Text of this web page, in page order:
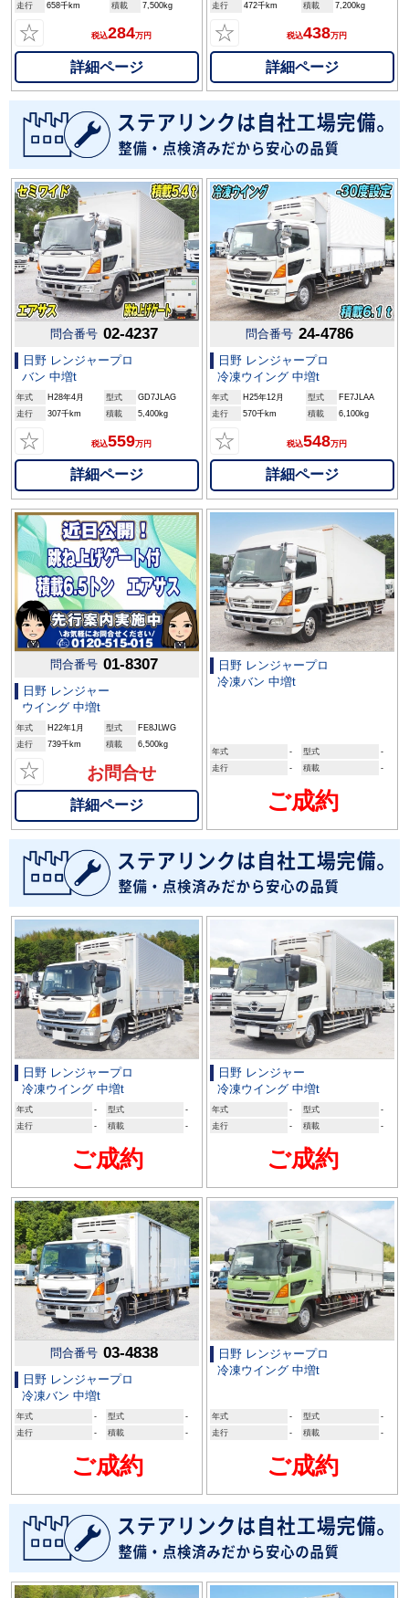
走行
658千km 積載 7,500kg
☆ 税込284万円
詳細ページ
走行
472千km 積載 7,200kg
☆ 税込438万円
詳細ページ
問合番号 02-4237
日野 レンジャープロ
バン 中増t
年式 H28年4月 型式
GD7JLAG
走行
307千km 積載 5,400kg
☆ 税込559万円
詳細ページ
問合番号 24-4786
日野 レンジャープロ
冷凍ウイング 中増t
年式 H25年12月 型式
FE7JLAA
走行
570千km 積載 6,100kg
☆ 税込548万円
詳細ページ
問合番号 01-8307
日野 レンジャー
ウイング 中増t
年式 H22年1月 型式
FE8JLWG
走行
739千km 積載 6,500kg
☆ お問合せ
詳細ページ
日野 レンジャープロ
冷凍バン 中増t
年式 - 型式
-
走行
- 積載 -
ご成約
日野 レンジャープロ
冷凍ウイング 中増t
年式 - 型式
-
走行
- 積載 -
ご成約
日野 レンジャー
冷凍ウイング 中増t
年式 - 型式
-
走行
- 積載 -
ご成約
問合番号 03-4838
日野 レンジャープロ
冷凍バン 中増t
年式 - 型式
-
走行
- 積載 -
ご成約
日野 レンジャープロ
冷凍ウイング 中増t
年式 - 型式
-
走行
- 積載 -
ご成約